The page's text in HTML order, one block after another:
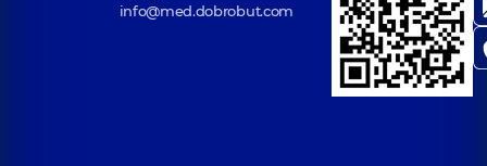
info@med.dobrobut.com